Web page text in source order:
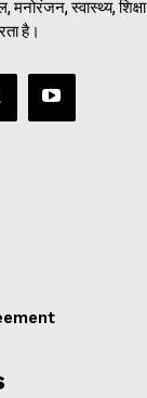
मनोरंजन, स्वास्थ्य,
है।